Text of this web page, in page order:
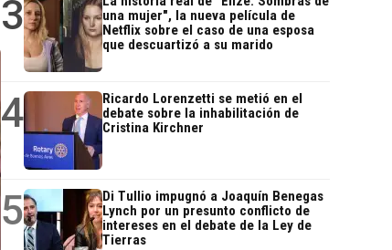
3
una mujer", la nueva película de
Netflix sobre el caso de una esposa
que descuartizó a su marido
4
Ricardo Lorenzetti se metió en el
debate sobre la inhabilitación de
Cristina Kirchner
5
Di Tullio impugnó a Joaquín Benegas
Lynch por un presunto conflicto de
intereses en el debate de la Ley de
Tierras